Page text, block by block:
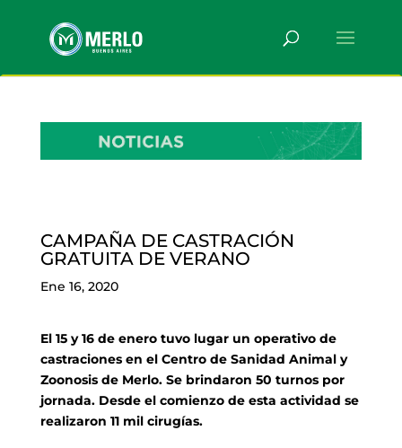
CAMPAÑA DE CASTRACIÓN
GRATUITA DE VERANO
Ene 16, 2020
El 15 y 16 de enero tuvo lugar un operativo de
castraciones en el Centro de Sanidad Animal y
Zoonosis de Merlo. Se brindaron 50 turnos por
jornada. Desde el comienzo de esta actividad se
realizaron 11 mil cirugías.